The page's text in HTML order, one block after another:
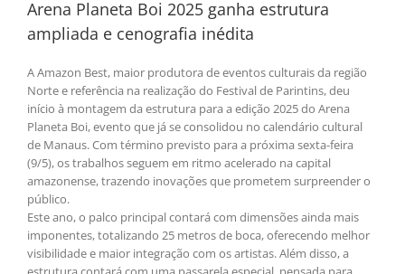
Arena Planeta Boi 2025 ganha estrutura
ampliada e cenografia inédita
A Amazon Best, maior produtora de eventos culturais da região
Norte e referência na realização do Festival de Parintins, deu
início à montagem da estrutura para a edição 2025 do Arena
Planeta Boi, evento que já se consolidou no calendário cultural
de Manaus. Com término previsto para a próxima sexta-feira
(9/5), os trabalhos seguem em ritmo acelerado na capital
amazonense, trazendo inovações que prometem surpreender o
público.
Este ano, o palco principal contará com dimensões ainda mais
imponentes, totalizando 25 metros de boca, oferecendo melhor
visibilidade e maior integração com os artistas. Além disso, a